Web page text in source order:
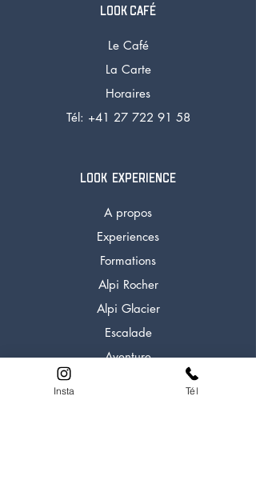
LOOK CAFÉ
Le Café
La Carte
Horaires
Tél: +41 27 722 91 58
LOOK EXPERIENCE
A propos
Experiences
Formations
Alpi Rocher
Alpi Glacier
Escalade
Aventure
Insta Tél